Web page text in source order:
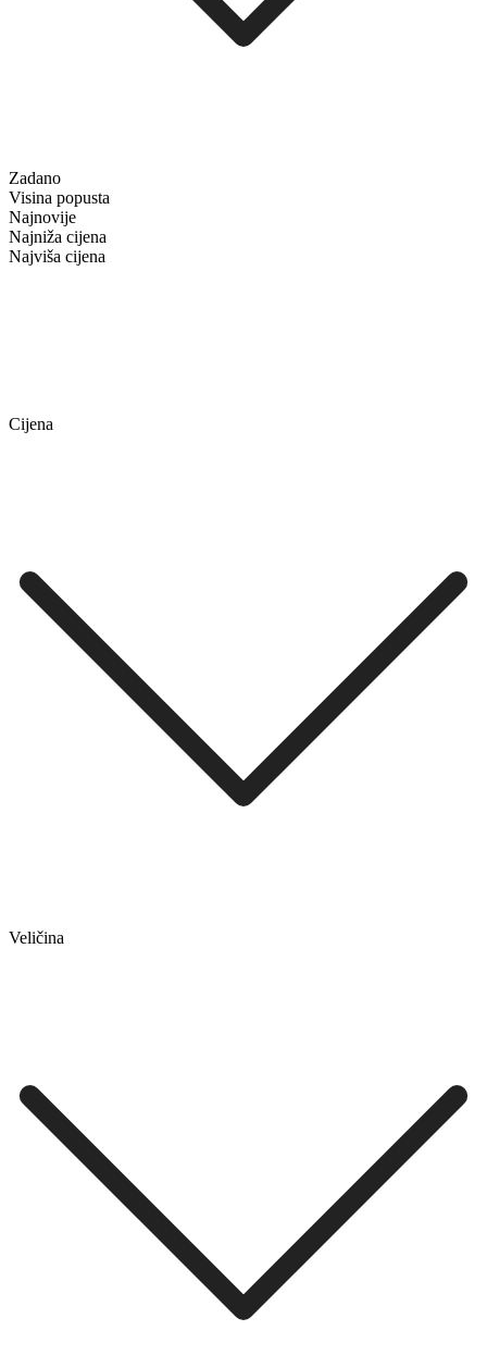
Zadano
Visina popusta
Najnovije
Najniža cijena
Najviša cijena
Cijena
Veličina